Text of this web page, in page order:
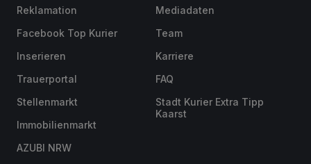
Reklamation
Facebook Top Kurier
Inserieren
Trauerportal
Stellenmarkt
Immobilienmarkt
AZUBI NRW
Mediadaten
Team
Karriere
FAQ
Stadt Kurier Extra Tipp
Kaarst